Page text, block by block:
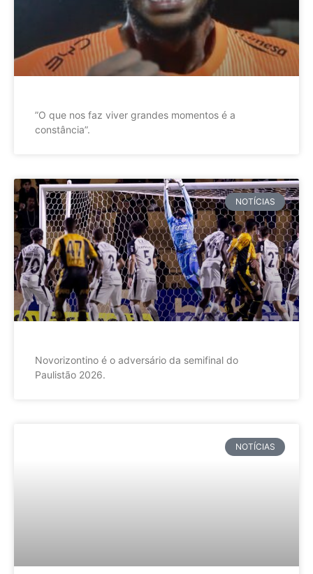
”O que nos faz viver grandes momentos é a
constância”.
NOTÍCIAS
Novorizontino é o adversário da semifinal do
Paulistão 2026.
NOTÍCIAS